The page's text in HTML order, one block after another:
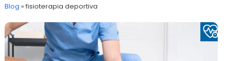
Blog »fisioterapia deportiva